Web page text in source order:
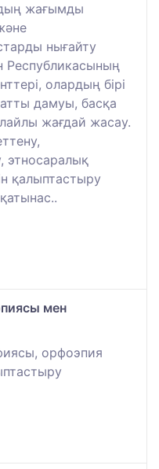
жағымды
нығайту
Республикасының
олардың бірі
дамуы, басқа
жағдай жасау.
этносаралық
қалыптастыру
мен
орфоэпия